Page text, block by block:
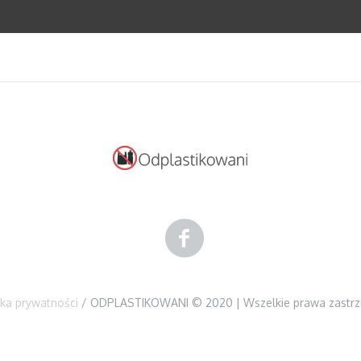
prywatności / ODPLASTIKOWANI © 2020 | Wszelkie prawa